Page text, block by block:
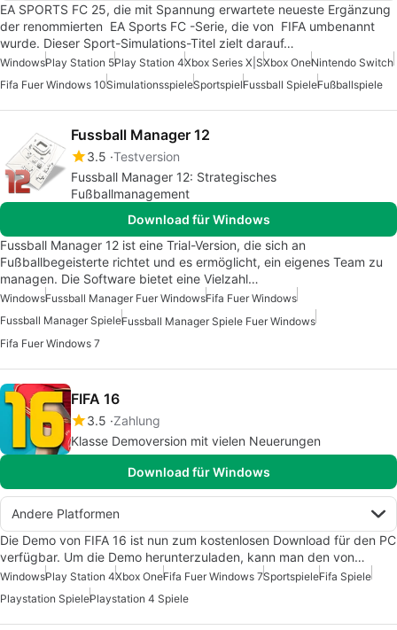
EA SPORTS FC 25, die mit Spannung erwartete neueste Ergänzung
der renommierten EA Sports FC -Serie, die von FIFA umbenannt
wurde. Dieser Sport-Simulations-Titel zielt darauf…
WindowsPlay Station 5Play Station 4Xbox Series X|SXbox OneNintendo Switch
Fifa Fuer Windows 10SimulationsspieleSportspielFussball SpieleFußballspiele
Fussball Manager 12
3.5 Testversion
Fussball Manager 12: Strategisches
Fußballmanagement
Download für Windows
Fussball Manager 12 ist eine Trial-Version, die sich an
Fußballbegeisterte richtet und es ermöglicht, ein eigenes Team zu
managen. Die Software bietet eine Vielzahl…
WindowsFussball Manager Fuer WindowsFifa Fuer Windows
Fussball Manager SpieleFussball Manager Spiele Fuer Windows
Fifa Fuer Windows 7
FIFA 16
3.5 Zahlung
Klasse Demoversion mit vielen Neuerungen
Download für Windows
Andere Platformen
Die Demo von FIFA 16 ist nun zum kostenlosen Download für den PC
verfügbar. Um die Demo herunterzuladen, kann man den von…
WindowsPlay Station 4Xbox OneFifa Fuer Windows 7SportspieleFifa Spiele
Playstation SpielePlaystation 4 Spiele